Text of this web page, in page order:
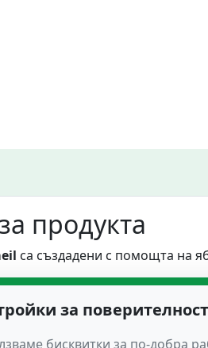
продукта
са създадени с помощта на
Sommeilкомбинира
на съня и
подобряват качеството на
за поверителност
бисквитки за по-добра